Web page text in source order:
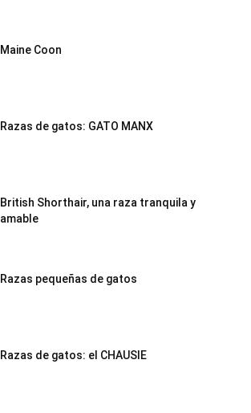
Maine Coon
Razas de gatos: GATO MANX
British Shorthair, una raza tranquila y
amable
Razas pequeñas de gatos
Razas de gatos: el CHAUSIE